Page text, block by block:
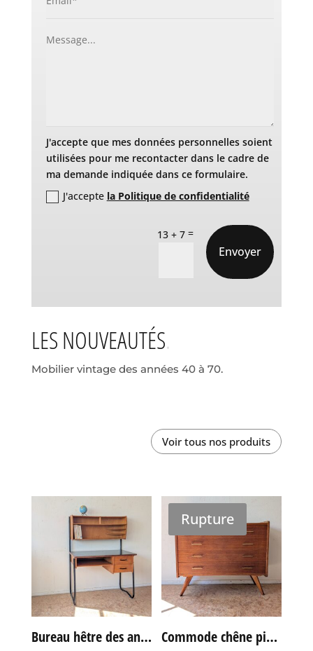
J'accepte que mes données personnelles soient
utilisées pour me recontacter dans le cadre de
ma demande indiquée dans ce formulaire.
J'accepte la Politique de confidentialité
13 + 7 =
Envoyer
LES NOUVEAUTÉS
Mobilier vintage des années 40 à 70.
Voir tous nos produits
Bureau hêtre des années 60
Rupture
Commode chêne pieds compas vintage